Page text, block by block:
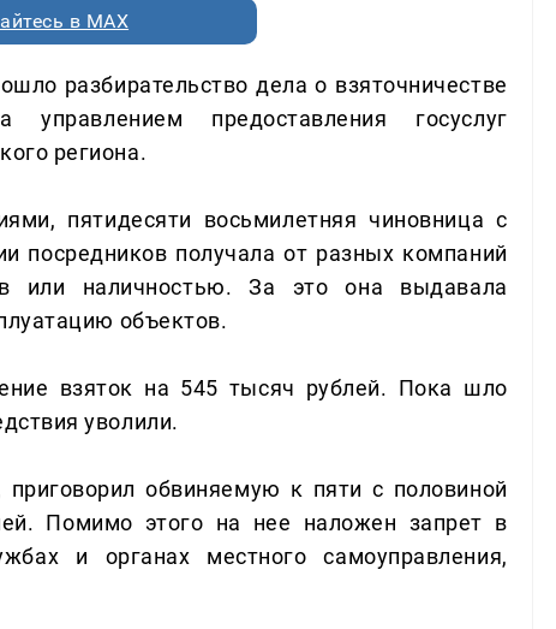
в MAX
разбирательство дела о взяточничестве
предоставления госуслуг
региона.
пятидесяти восьмилетняя чиновница с
посредников получала от разных компаний
или наличностью. За это она выдавала
объектов.
взяток на 545 тысяч рублей. Пока шло
уволили.
приговорил обвиняемую к пяти с половиной
Помимо этого на нее наложен запрет в
и органах местного самоуправления,